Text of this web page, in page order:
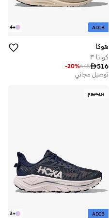
+
4 ADIB
هوكا
كوانا ٣
516
645
-20%
توصيل مجاني
بريميوم
+
3 ADIB